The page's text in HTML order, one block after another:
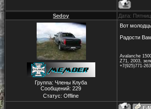
Sedoy Дата:
Группа: Члены Клуба
Сообщений:229
Статус:Offline
Вот
Радости
Avalanche
Z71, 2003,
+7(925)771-